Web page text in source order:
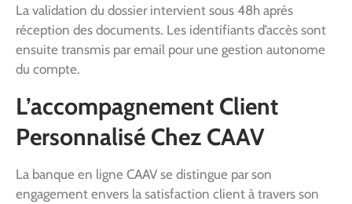
La validation du dossier intervient sous 48h après
réception des documents. Les identifiants d’accès sont
ensuite transmis par email pour une gestion autonome
du compte.
L’accompagnement Client
Personnalisé Chez CAAV
La banque en ligne CAAV se distingue par son
engagement envers la satisfaction client à travers son